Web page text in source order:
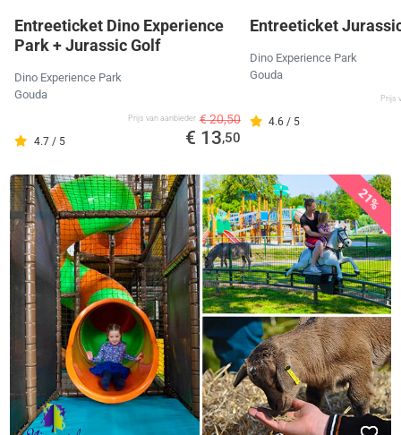
Entreeticket Dino Experience
Park + Jurassic Golf
Dino Experience Park
Gouda
4.7 / 5
Prijs van aanbieder € 20,50
€ 13,50
Entreeticket
Dino Experience Park
Gouda
4.6 / 5
Prijs
21%